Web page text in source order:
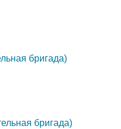
бригада)
бригада)